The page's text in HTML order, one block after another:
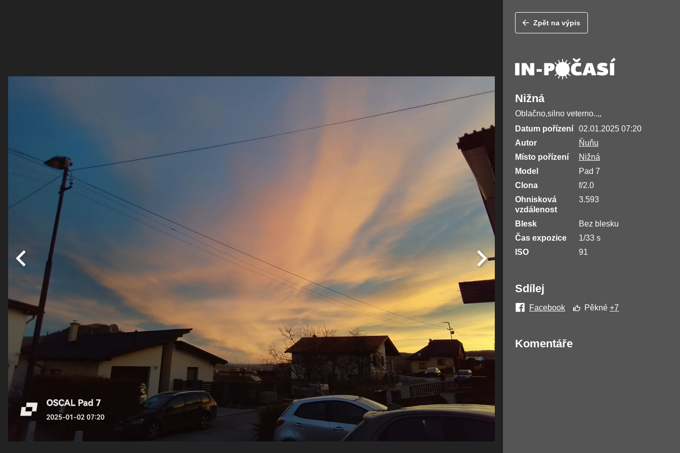
Zpět na výpis
Nižná
Oblačno,silno veterno..,,
Datum pořízení
02.01.2025 07:20
Autor
Ňuňu
Místo pořízení
Nižná
Model
Pad 7
Clona
f/2.0
Ohnisková
vzdálenost
3.593
Blesk
Bez blesku
Čas expozice
1/33 s
ISO
91
Sdílej
Facebook Pěkné +7
Komentáře